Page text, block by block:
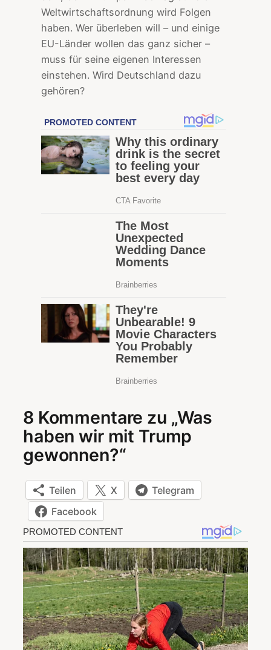
Weltwirtschaftsordnung wird Folgen
haben. Wer überleben will – und einige
EU-Länder wollen das ganz sicher –
muss für seine eigenen Interessen
einstehen. Wird Deutschland dazu
gehören?
8 Kommentare zu „Was
haben wir mit Trump
gewonnen?“
Teilen X
Telegram
Facebook